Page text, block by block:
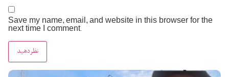
Save my name, email, and website in this browser for the
next time I comment.